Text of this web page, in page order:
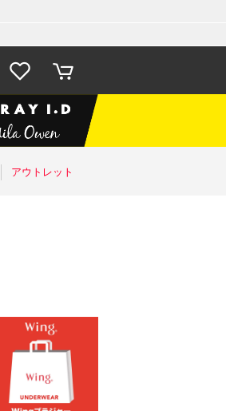
お気に入
り
カート
アウトレット